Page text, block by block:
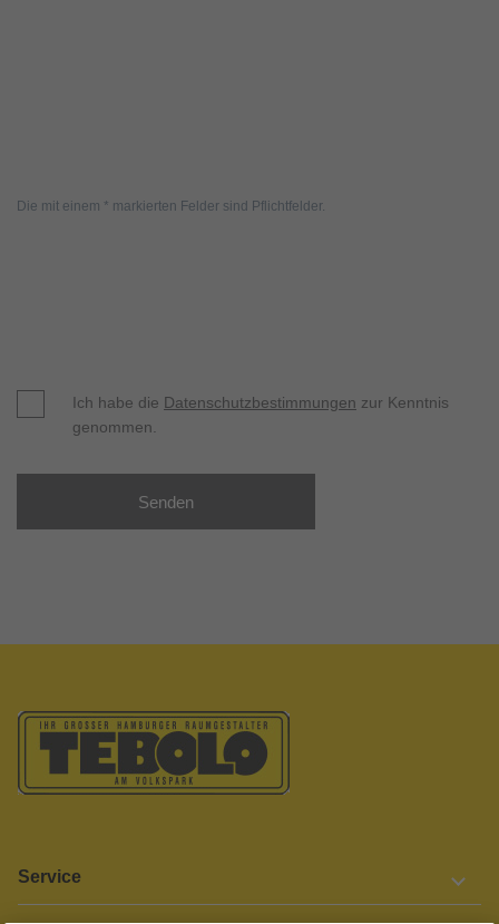
Die mit einem * markierten Felder sind Pflichtfelder.
Ich habe die Datenschutzbestimmungen zur Kenntnis
genommen.
Senden
Service